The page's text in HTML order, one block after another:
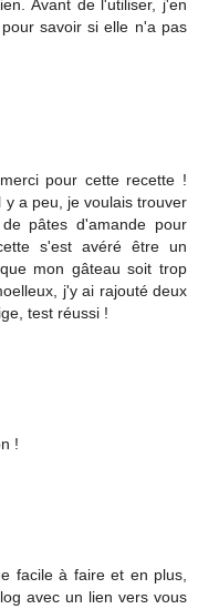
Avant de l'utiliser, j'en
savoir si elle n'a pas
pour cette recette !
a peu, je voulais trouver
pâtes d'amande pour
s'est avéré être un
mon gâteau soit trop
j'y ai rajouté deux
test réussi !
!
facile à faire et en plus,
avec un lien vers vous